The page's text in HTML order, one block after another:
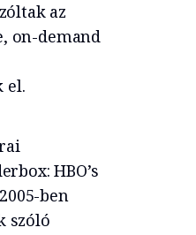
az
on-demand
el.
HBO’s
ben
szóló